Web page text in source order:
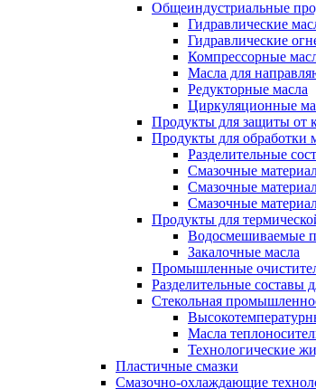
Общеиндустриальные
Гидравлические
Гидравлические
Компрессорные
Масла для
Редукторные масла
Циркуляционные
Продукты для защиты от
Продукты для обработки
Разделительные
Смазочные
Смазочные
Смазочные
Продукты для
Водосмешиваемые
Закалочные масла
Промышленные
Разделительные составы
Стекольная
Масла
Технологические
Пластичные смазки
Смазочно-охлаждающие